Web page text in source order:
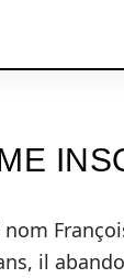
il